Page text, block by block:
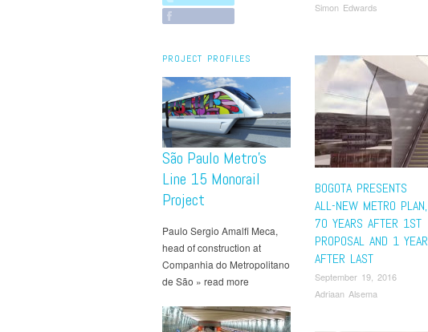
PROJECT PROFILES
São Paulo Metro’s
Line 15 Monorail
Project
Paulo Sergio Amalfi Meca,
head of construction at
Companhia do Metropolitano
de São » read more
Simon Edwards
BOGOTA PRESENTS
ALL-NEW METRO PLAN,
70 YEARS AFTER 1ST
PROPOSAL AND 1 YEAR
AFTER LAST
September 19, 2016
Adriaan Alsema